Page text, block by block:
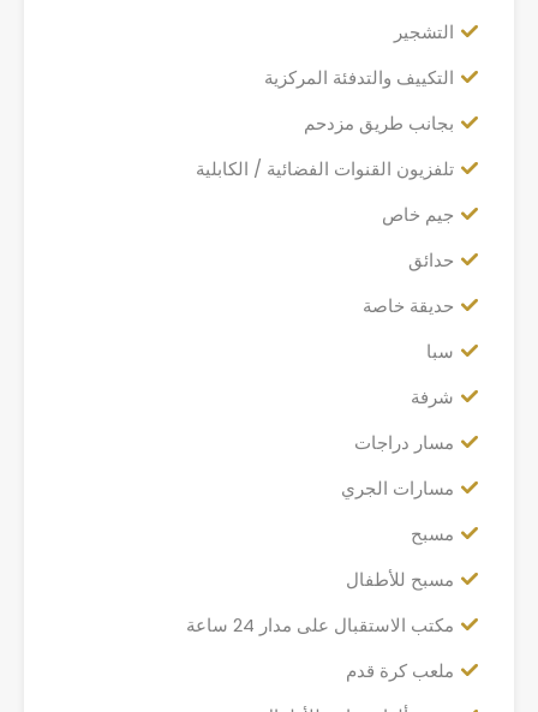
التشجير
التكييف والتدفئة المركزية
بجانب طريق مزدحم
تلفزيون القنوات الفضائية / الكابلية
جيم خاص
حدائق
حديقة خاصة
سبا
شرفة
مسار دراجات
مسارات الجري
مسبح
مسبح للأطفال
مكتب الاستقبال على مدار 24 ساعة
ملعب كرة قدم